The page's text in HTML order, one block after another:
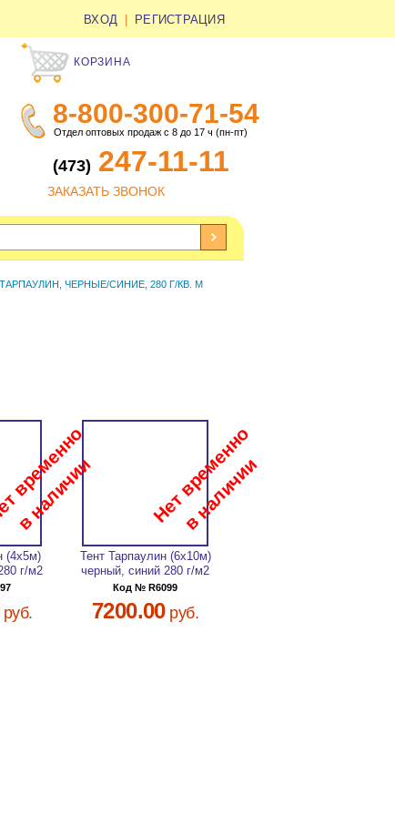
ВХОД РЕГИСТРАЦИЯ
КОРЗИНА
8-800-300-71-54
Отдел оптовых продаж с 8 до 17 ч (пн-пт)
(473) 247-11-11
ЗАКАЗАТЬ ЗВОНОК
ЧЕРНЫЕ/СИНИЕ, 280 Г/КВ. М
(4х5м)
г/м2
руб.
Тент Тарпаулин (6х10м)
черный, синий 280 г/м2
Код № R6099
7200.00руб.